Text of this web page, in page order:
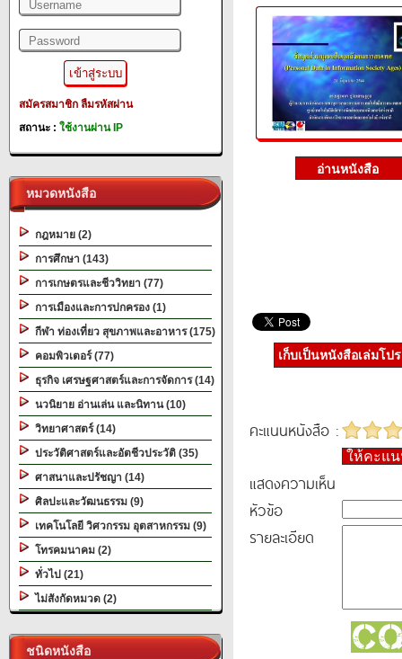
สมัครสมาชิก ลืมรหัสผ่าน
สถานะ : ใช้งานผ่าน IP
หมวดหนังสือ
กฎหมาย (2)
การศึกษา (143)
การเกษตรและชีววิทยา (77)
การเมืองและการปกครอง (1)
กีฬา ท่องเที่ยว สุขภาพและอาหาร (175)
คอมพิวเตอร์ (77)
ธุรกิจ เศรษฐศาสตร์และการจัดการ (14)
นวนิยาย อ่านเล่น และนิทาน (10)
วิทยาศาสตร์ (14)
ประวัติศาสตร์และอัตชีวประวัติ (35)
ศาสนาและปรัชญา (14)
ศิลปะและวัฒนธรรม (9)
เทคโนโลยี วิศวกรรม อุตสาหกรรม (9)
โทรคมนาคม (2)
ทั่วไป (21)
ไม่สังกัดหมวด (2)
ชนิดหนังสือ
เก็บเป็นหนังสือเล่มโป
คะแนนหนังสือ :
ให้คะแ
แสดงความเห็น
หัวข้อ
รายละเอียด